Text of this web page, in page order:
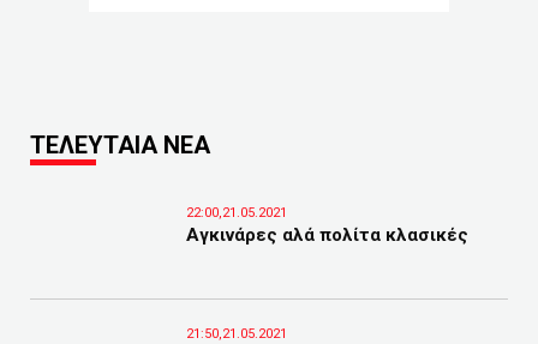
ΤΕΛΕΥΤΑΙΑ ΝΕΑ
22:00,21.05.2021
Αγκινάρες αλά πολίτα κλασικές
21:50,21.05.2021